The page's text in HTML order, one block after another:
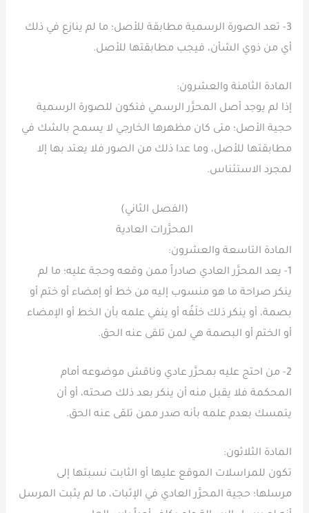
3- تعد الصورة الرسمية مطابقة للأصل؛ ما لم ينازع في ذلك
أي من ذوي الشأن، فيجب مطابقتها للأصل.
المادة الثامنة والعشرون:
إذا لم يوجد أصل المحرَّر الرسمي فتكون للصورة الرسمية
حجية الأصل؛ متى كان مظهرها الخارجي لا يسمح بالشك في
مطابقتها للأصل، وما عدا ذلك من الصور فلا يعتد بها إلا
لمجرد الاستئناس.
(الفصل الثاني)
المحرَّرات العادية
المادة التاسعة والعشرون:
1- يعد المحرَّر العادي صادراً ممن وقعه وحجة عليه؛ ما لم
ينكر صراحة ما هو منسوب إليه من خط أو إمضاء أو ختم أو
بصمة، أو ينكر ذلك خلَفُه أو ينفي علمه بأن الخط أو الإمضاء
أو الختم أو البصمة هي لمن تلقى عنه الحق.
2- من احتج عليه بمحرَّر عادي وناقش موضوعه أمام
المحكمة فلا يقبل منه أن ينكر بعد ذلك صحته، أو أن
يتمسك بعدم علمه بأنه صدر ممن تلقى عنه الحق.
المادة الثلاثون:
تكون للمراسلات الموقع عليها أو الثابت نسبتها إلى
مرسلها؛ حجية المحرَّر العادي في الإثبات، ما لم يثبت المرسل